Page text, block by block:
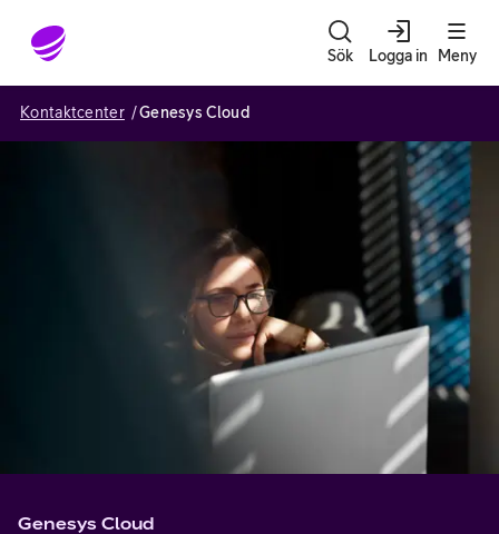
Gå till sidans innehåll
Sök Logga in Meny
Kontaktcenter Genesys Cloud
Genesys Cloud